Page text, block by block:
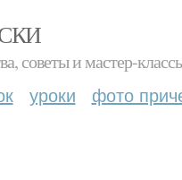
советы и мастер-
уроки фото